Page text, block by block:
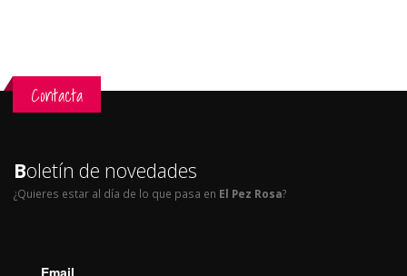
Contacta
Boletín de novedades
¿Quieres estar al día de lo que pasa en El Pez Rosa?